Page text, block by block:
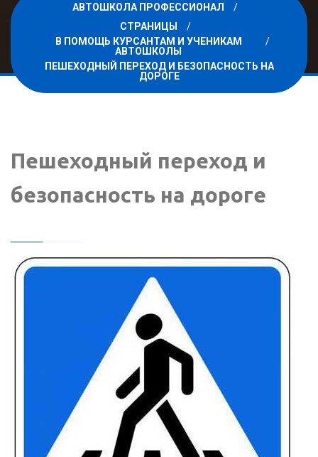
АВТОШКОЛА ПРОФЕССИОНАЛ
СТРАНИЦЫ
В ПОМОЩЬ КУРСАНТАМ И УЧЕНИКАМ
АВТОШКОЛЫ
ПЕШЕХОДНЫЙ ПЕРЕХОД И БЕЗОПАСНОСТЬ НА
ДОРОГЕ
Пешеходный переход и
безопасность на дороге